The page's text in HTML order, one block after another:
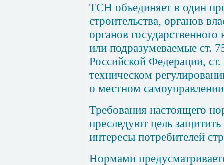
ТСН объединяет в один
строительства, органов
органов государственного
или подразумеваемые ст.
Российской Федерации, ст.
техническом
о местном самоуправлении
Требования настоящего
преследуют цель защитить
интересы потребителей
Нормами